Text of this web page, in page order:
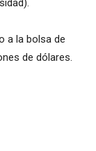
a la bolsa de
de dólares.